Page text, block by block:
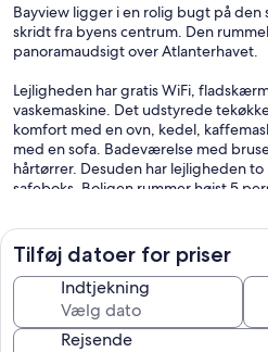
Bayview ligger i en rolig bugt på den
skridt fra byens centrum. Den
panoramaudsigt over Atlanterhavet.
Lejligheden har gratis WiFi,
vaskemaskine. Det udstyrede
komfort med en ovn, kedel,
med en sofa. Badeværelse med
hårtørrer. Desuden har lejligheden
safeboks. Boligen rummer højst 5
Vores taxiservice venter på dig ved
booke en 'Club' -ture rundt om øen
også besøge Funana Casa da Cultura
Have og Zoo di Terra (6 km). Hvis du
sengelinned og håndklæder mod et
I denne moderne lejlighed,
Tilføj datoer for priser
Indtjekning
Rejsende